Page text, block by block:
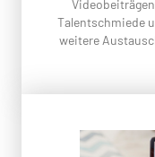
Talentschmiede
weitere